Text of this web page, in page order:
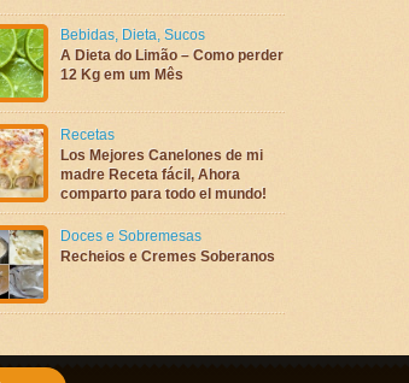
Bebidas, Dieta, Sucos
A Dieta do Limão – Como perder
12 Kg em um Mês
Recetas
Los Mejores Canelones de mi
madre Receta fácil, Ahora
comparto para todo el mundo!
Doces e Sobremesas
Recheios e Cremes Soberanos